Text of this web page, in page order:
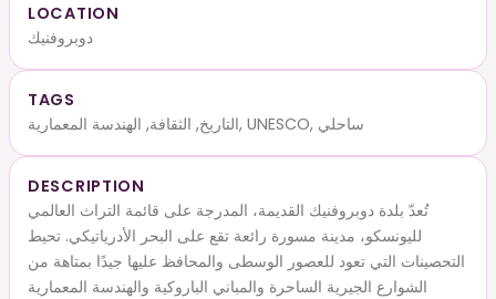
LOCATION
دوبروفنيك
TAGS
التاريخ, الثقافة, الهندسة المعمارية, UNESCO, ساحلي
DESCRIPTION
تُعدّ بلدة دوبروفنيك القديمة، المدرجة على قائمة التراث العالمي
لليونسكو، مدينة مسورة رائعة تقع على البحر الأدرياتيكي. تحيط
التحصينات التي تعود للعصور الوسطى والمحافظ عليها جيدًا بمتاهة من
الشوارع الجيرية الساحرة والمباني الباروكية والهندسة المعمارية